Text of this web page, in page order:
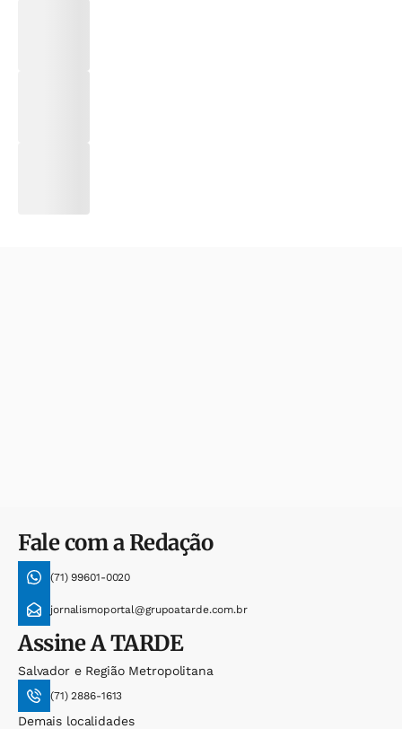
Fale com a Redação
(71) 99601-0020
jornalismoportal@grupoatarde.com.br
AssineA TARDE
Salvador e Região Metropolitana
(71) 2886-1613
Demais localidades